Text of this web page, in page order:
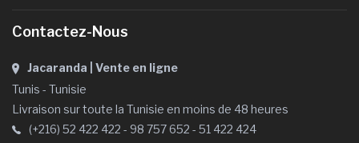
Contactez-Nous
Jacaranda | Vente en ligne
Tunis - Tunisie
Livraison sur toute la Tunisie en moins de 48 heures
(+216) 52 422 422 - 98 757 652 - 51 422 424